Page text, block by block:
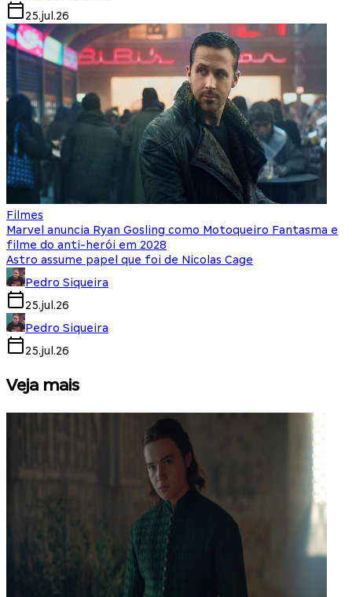
25.jul.26
Filmes
Marvel anuncia Ryan Gosling como Motoqueiro Fantasma e
filme do anti-herói em 2028
Astro assume papel que foi de Nicolas Cage
Pedro Siqueira
25.jul.26
Pedro Siqueira
25.jul.26
Veja mais